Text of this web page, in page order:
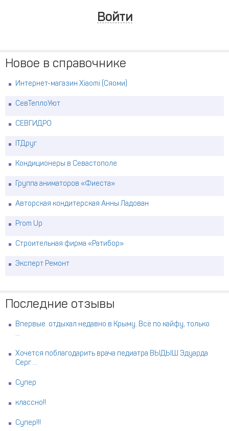
Войти
Новое в справочнике
Интернет-магазин Xiaomi (Сяоми)
СевТеплоУют
СЕВГИДРО
ITДруг
Кондиционеры в Севастополе
Группа аниматоров «Фиеста»
Авторская кондитерская Анны Ладован
Prom Up
Строительная фирма «Ратибор»
Эксперт Ремонт
Последние отзывы
Впервые отдыхал недавно в Крыму. Всё по кайфу, только
...
Хочется поблагодарить врача педиатра ВЫДЫШ Эдуарда
Серг ...
Супер
классно!!
Супер!!!